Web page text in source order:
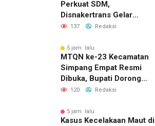
Perkuat SDM,
Disnakertrans Gelar
Pelatihan Desain Grafis
137 Redaksi
5 jam lalu
MTQN ke-23 Kecamatan
Simpang Empat Resmi
Dibuka, Bupati Dorong
Lahirnya Generasi Qur’ani
120 Redaksi
5 jam lalu
Kasus Kecelakaan Maut di